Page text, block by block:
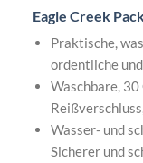
Eagle Creek
Praktische,
ordentliche und
Waschbare,
Wasser- und
Sicherer und